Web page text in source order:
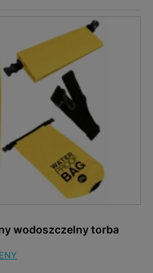
wodoszczelny torba